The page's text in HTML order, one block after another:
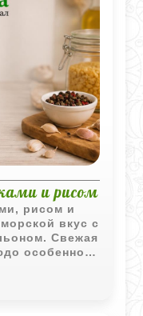
и рисом
рисом и
вкус с
Свежая
особенно